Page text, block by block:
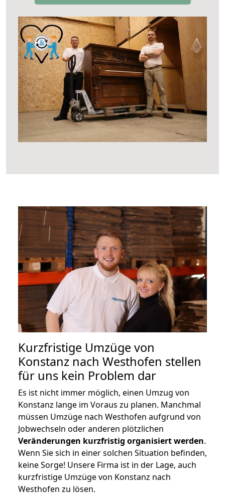
Kurzfristige Umzüge von
Konstanz nach Westhofen stellen
für uns kein Problem dar
Es ist nicht immer möglich, einen Umzug von
Konstanz lange im Voraus zu planen. Manchmal
müssen Umzüge nach Westhofen aufgrund von
Jobwechseln oder anderen plötzlichen
Veränderungen kurzfristig organisiert werden.
Wenn Sie sich in einer solchen Situation befinden,
keine Sorge! Unsere Firma ist in der Lage, auch
kurzfristige Umzüge von Konstanz nach
Westhofen zu lösen.